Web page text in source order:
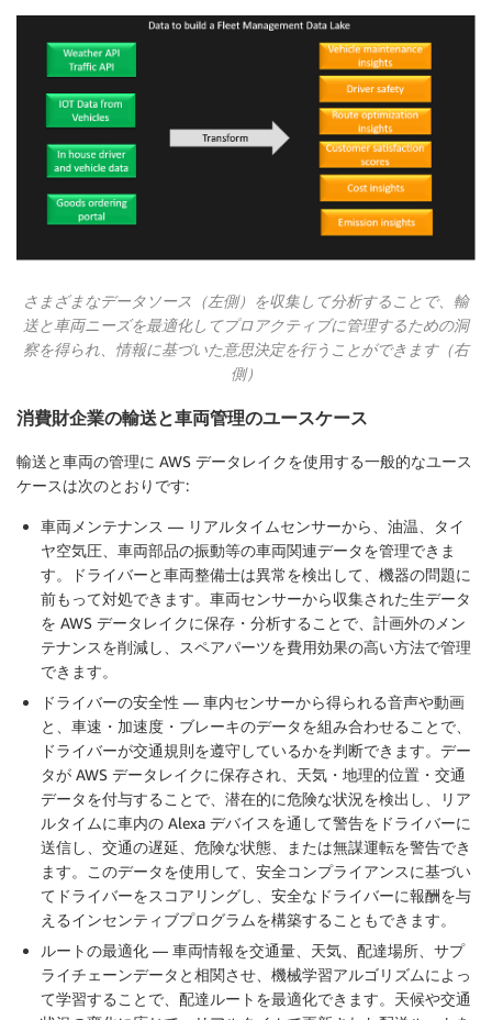
さまざまなデータソース（左側）を収集して分析することで、輸
送と車両ニーズを最適化してプロアクティブに管理するための洞
察を得られ、情報に基づいた意思決定を行うことができます（右
側）
消費財企業の輸送と車両管理のユースケース
輸送と車両の管理に AWS データレイクを使用する一般的なユース
ケースは次のとおりです:
車両メンテナンス — リアルタイムセンサーから、油温、タイ
ヤ空気圧、車両部品の振動等の車両関連データを管理できま
す。ドライバーと車両整備士は異常を検出して、機器の問題に
前もって対処できます。車両センサーから収集された生データ
を AWS データレイクに保存・分析することで、計画外のメン
テナンスを削減し、スペアパーツを費用効果の高い方法で管理
できます。
ドライバーの安全性 — 車内センサーから得られる音声や動画
と、車速・加速度・ブレーキのデータを組み合わせることで、
ドライバーが交通規則を遵守しているかを判断できます。デー
タが AWS データレイクに保存され、天気・地理的位置・交通
データを付与することで、潜在的に危険な状況を検出し、リア
ルタイムに車内の Alexa デバイスを通して警告をドライバーに
送信し、交通の遅延、危険な状態、または無謀運転を警告でき
ます。このデータを使用して、安全コンプライアンスに基づい
てドライバーをスコアリングし、安全なドライバーに報酬を与
えるインセンティブプログラムを構築することもできます。
ルートの最適化 — 車両情報を交通量、天気、配達場所、サプ
ライチェーンデータと相関させ、機械学習アルゴリズムによっ
て学習することで、配達ルートを最適化できます。天候や交通